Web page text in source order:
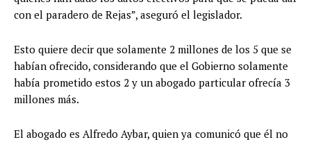
con el paradero de Rejas”, aseguró el legislador.
Esto quiere decir que solamente 2 millones de los 5 que se
habían ofrecido, considerando que el Gobierno solamente
había prometido estos 2 y un abogado particular ofrecía 3
millones más.
El abogado es Alfredo Aybar, quien ya comunicó que él no